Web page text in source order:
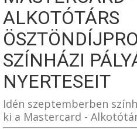
ÉRTÉK
ALAPON
ALKOTÓTÁRS
SZÍNHÁZI
NYERTESEIT
Idén szeptemberben
ki a Mastercard -